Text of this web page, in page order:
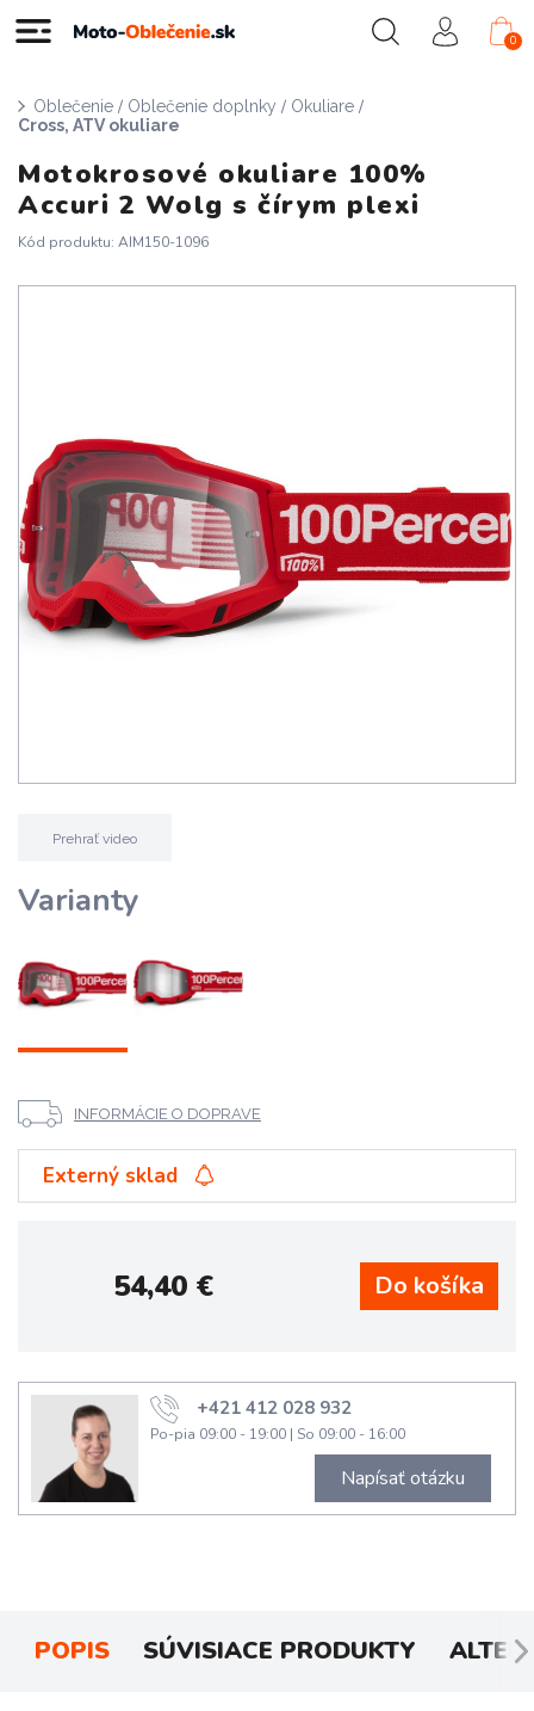
0
Oblečenie / Oblečenie doplnky / Okuliare /
Cross, ATV okuliare
Motokrosové okuliare 100%
Accuri 2 Wolg s čírym plexi
Kód produktu: AIM150-1096
Prehrať video
Varianty
INFORMÁCIE O DOPRAVE
Externý sklad
54,40€
+421 412 028 932
Po-pia 09:00 - 19:00 | So 09:00 - 16:00
Napísať otázku
POPIS SÚVISIACE PRODUKTY